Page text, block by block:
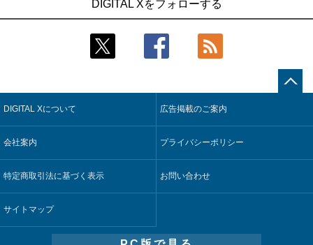
技術を使う抽出方法の研究開始
Umios、消費者起点の販売計画策定に向けたAIシステムを本格
【COMPUTEX 2026：Arm編】チップ自社製造で鍵を握る台
湾サプライチェーン、英Armが連携を強調
コスモ石油、製油所の設備点検への四足歩行ロボット利用を
5 フィジカルAIが迫る“人と機械の役割の再設計”【第3回】
合基盤を本格稼働
鹿島建設、鋼管柱へのコンクリート充填時の異常を検出する
AIを遠隔監視システムに実装
近大病院と中外製薬、治験参加者組み入れに電子カルテとAI
技術を使う抽出方法の研究開始
そもそも今の仕事はAIエージェントを求めているのか【第25
5
製造業の現場の暗黙知を組織横断で活用するためのナレッジ
管理基盤、LIGHTzが提供
DIGITAL Xをフォローする
DIGITAL Xについて 広告掲載のご案内
会社案内 プライバシーポリシー
特定商取引法に基づく表示 お問い合わせ
サイトマップ